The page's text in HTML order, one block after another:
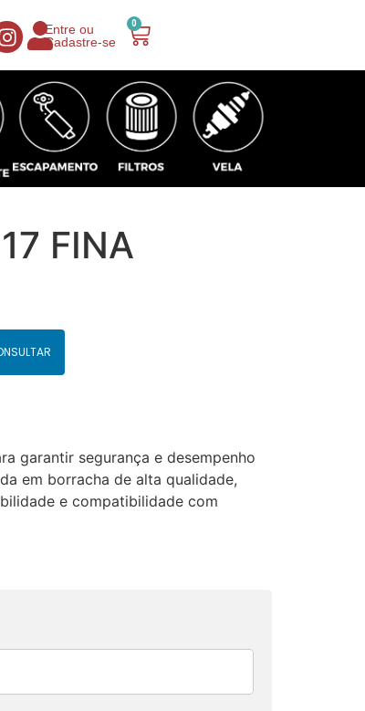
Entre ou
Cadastre-se
0
FINA
garantir segurança e desempenho
em borracha de alta qualidade,
e compatibilidade com